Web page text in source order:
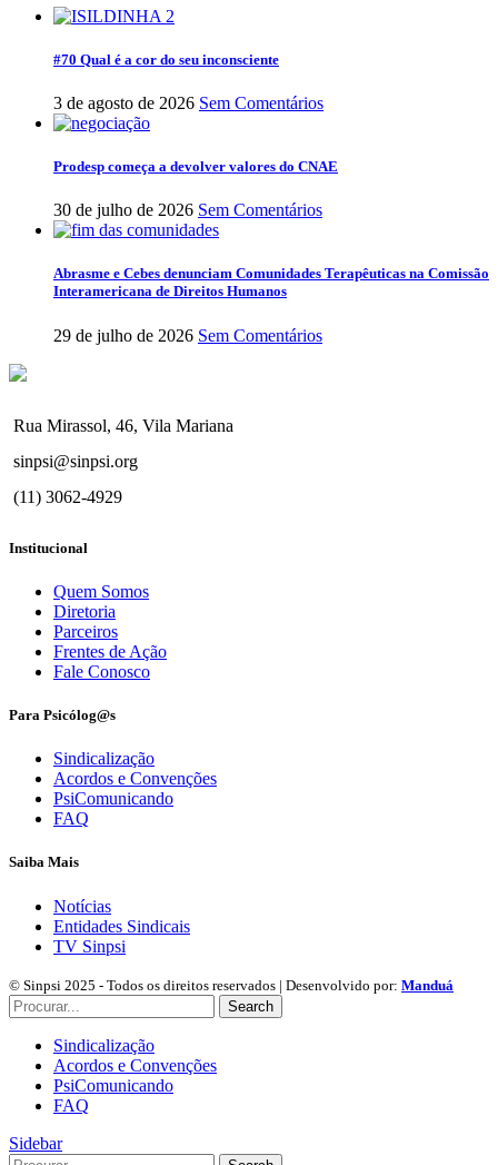
#70 Qual é a cor do seu inconsciente
3 de agosto de 2026 Sem Comentários
Prodesp começa a devolver valores do CNAE
30 de julho de 2026 Sem Comentários
Abrasme e Cebes denunciam Comunidades Terapêuticas na Comissão
Interamericana de Direitos Humanos
29 de julho de 2026 Sem Comentários
Rua Mirassol, 46, Vila Mariana
sinpsi@sinpsi.org
(11) 3062-4929
Institucional
Quem Somos
Diretoria
Parceiros
Frentes de Ação
Fale Conosco
Para Psicólog@s
Sindicalização
Acordos e Convenções
PsiComunicando
FAQ
Saiba Mais
Notícias
Entidades Sindicais
TV Sinpsi
© Sinpsi 2025 - Todos os direitos reservados | Desenvolvido por: Manduá
Search
Sindicalização
Acordos e Convenções
PsiComunicando
FAQ
Sidebar